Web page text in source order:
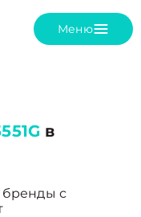
Меню
в
бренды с